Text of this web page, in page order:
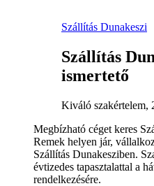
Szállítás Dunakeszi
Szállítás
ismertető
Kiváló szakértelem,
Megbízható céget keres
Remek helyen jár,
Szállítás Dunakesziben.
évtizedes tapasztalattal a
rendelkezésére.